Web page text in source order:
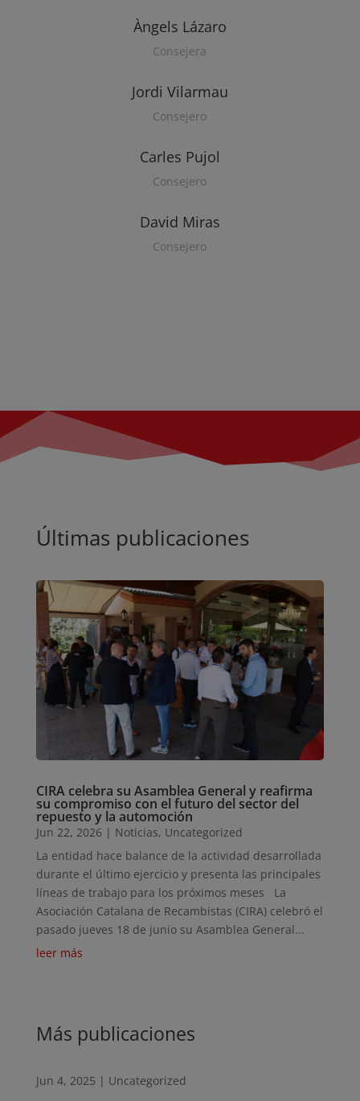
Àngels Lázaro
Consejera
Jordi Vilarmau
Consejero
Carles Pujol
Consejero
David Miras
Consejero
Últimas publicaciones
CIRA celebra su Asamblea General y reafirma
su compromiso con el futuro del sector del
repuesto y la automoción
Jun 22, 2026 | Noticias, Uncategorized
La entidad hace balance de la actividad desarrollada
durante el último ejercicio y presenta las principales
líneas de trabajo para los próximos meses La
Asociación Catalana de Recambistas (CIRA) celebró el
pasado jueves 18 de junio su Asamblea General...
leer más
Más publicaciones
Jun 4, 2025 | Uncategorized